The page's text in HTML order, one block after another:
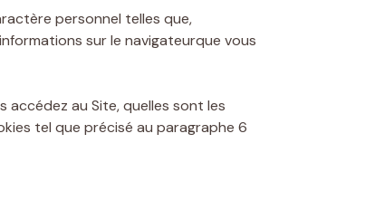
personnel telles que,
sur le navigateurque vous
accédez au Site, quelles sont les
tel que précisé au paragraphe 6